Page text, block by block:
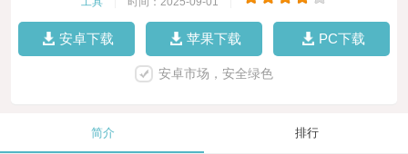
安卓下载 苹果下载 PC下载
安卓市场，安全绿色
简介 排行